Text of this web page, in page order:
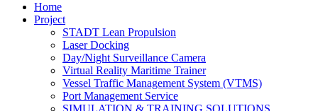
Home
Project
STADT Lean Propulsion
Laser Docking
Day/Night Surveillance Camera
Virtual Reality Maritime Trainer
Vessel Traffic Management System (VTMS)
Port Management Service